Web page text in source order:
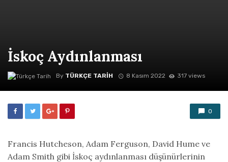
İskoç Aydınlanması
By TÜRKÇE TARIH 8 Kasım 2022 317 views
0
Francis Hutcheson, Adam Ferguson, David Hume ve
Adam Smith gibi İskoç aydınlanması düşünürlerinin